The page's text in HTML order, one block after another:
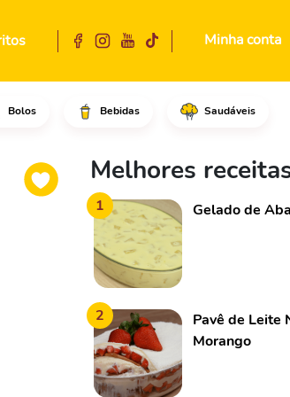
Minha conta
Bolos Bebidas Saudáveis
o açúcar e o
Melhores
1 Gelado de
2
Pavê de Leite
Morango